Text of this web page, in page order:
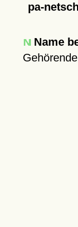
pa-
Name
Gehörende